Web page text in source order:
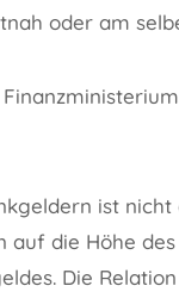
oder am
ist
auf die Höhe
Die